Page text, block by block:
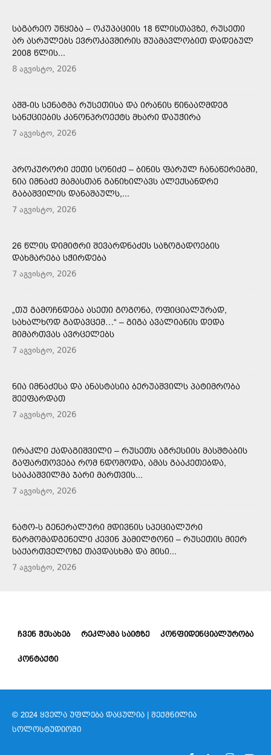
ᲡᲐᲒᲐᲠᲔᲝ ᲣᲬᲧᲔᲑᲐ – ᲝᲙᲣᲞᲐᲪᲘᲘᲡ 18 ᲬᲚᲘᲡᲗᲐᲕᲖᲔ, ᲠᲣᲡᲔᲗᲘ
ᲐᲠ ᲐᲡᲠᲣᲚᲔᲑᲡ ᲔᲕᲠᲝᲙᲐᲕᲨᲘᲠᲘᲡ ᲨᲣᲐᲛᲐᲕᲚᲝᲑᲘᲗ ᲓᲐᲓᲔᲑᲣᲚ
2008 ᲬᲚᲘᲡ...
8 აგვისტო, 2026
ᲐᲨᲨ-ᲘᲡ ᲡᲔᲜᲐᲢᲛᲐ ᲠᲣᲡᲔᲗᲘᲡᲐ ᲓᲐ ᲘᲠᲐᲜᲘᲡ ᲬᲘᲜᲐᲐᲦᲛᲓᲔᲒ
ᲡᲐᲜᲥᲪᲘᲔᲑᲘᲡ ᲙᲐᲜᲝᲜᲞᲠᲝᲔᲥᲢᲡ ᲛᲮᲐᲠᲘ ᲓᲐᲣᲭᲘᲠᲐ
7 აგვისტო, 2026
ᲞᲠᲝᲙᲣᲠᲝᲠᲘ ᲥᲔᲗᲘ ᲡᲝᲜᲘᲫᲔ – ᲑᲘᲜᲘᲡ ᲤᲐᲠᲣᲚ ᲩᲐᲜᲐᲬᲔᲠᲔᲑᲨᲘ,
ᲜᲘᲐ ᲘᲛᲜᲐᲫᲔ ᲛᲐᲛᲐᲡᲗᲐᲜ ᲒᲐᲜᲘᲮᲘᲚᲐᲕᲡ ᲐᲚᲔᲥᲡᲐᲜᲓᲠᲔ
ᲒᲐᲑᲐᲨᲕᲘᲚᲘᲡ ᲓᲐᲜᲐᲨᲐᲣᲚᲡ,...
7 აგვისტო, 2026
26 ᲬᲚᲘᲡ ᲓᲘᲛᲘᲢᲠᲘ ᲨᲔᲕᲐᲠᲓᲜᲐᲫᲔᲡ ᲡᲐᲖᲝᲒᲐᲓᲝᲔᲑᲘᲡ
ᲓᲐᲮᲛᲐᲠᲔᲑᲐ ᲡᲭᲘᲠᲓᲔᲑᲐ
7 აგვისტო, 2026
„ᲗᲣ ᲒᲐᲛᲝᲩᲜᲓᲔᲑᲐ ᲐᲡᲔᲗᲘ ᲒᲝᲒᲝᲜᲐ, ᲝᲤᲘᲪᲘᲐᲚᲣᲠᲐᲓ,
ᲡᲐᲮᲐᲚᲮᲝᲓ ᲒᲐᲓᲐᲕᲪᲔᲛ…“ – ᲒᲘᲒᲐ ᲐᲕᲐᲚᲘᲐᲜᲘᲡ ᲓᲔᲓᲐ
ᲛᲘᲛᲐᲠᲗᲕᲐᲡ ᲐᲕᲠᲪᲔᲚᲔᲑᲡ
7 აგვისტო, 2026
ᲜᲘᲐ ᲘᲛᲜᲐᲫᲔᲡᲐ ᲓᲐ ᲐᲜᲐᲡᲢᲐᲡᲘᲐ ᲑᲔᲠᲣᲐᲨᲕᲘᲚᲡ ᲞᲐᲢᲘᲛᲠᲝᲑᲐ
ᲨᲔᲔᲤᲐᲠᲓᲐᲗ
7 აგვისტო, 2026
ᲘᲠᲐᲙᲚᲘ ᲥᲐᲓᲐᲒᲘᲨᲕᲘᲚᲘ – ᲠᲣᲡᲔᲗᲡ ᲐᲒᲠᲔᲡᲘᲘᲡ ᲛᲐᲡᲨᲢᲐᲑᲘᲡ
ᲒᲐᲤᲐᲠᲗᲝᲕᲔᲑᲐ ᲠᲝᲛ ᲜᲓᲝᲛᲝᲓᲐ, ᲐᲛᲐᲡ ᲒᲐᲐᲙᲔᲗᲔᲑᲓᲐ,
ᲡᲐᲐᲙᲐᲨᲕᲘᲚᲛᲐ ᲯᲐᲠᲘ ᲛᲐᲠᲗᲕᲘᲡ...
7 აგვისტო, 2026
ᲜᲐᲢᲝ-Ს ᲒᲔᲜᲔᲠᲐᲚᲣᲠᲘ ᲛᲓᲘᲕᲜᲘᲡ ᲡᲞᲔᲪᲘᲐᲚᲣᲠᲘ
ᲬᲐᲠᲛᲝᲛᲐᲓᲒᲔᲜᲔᲚᲘ ᲙᲔᲕᲘᲜ ᲰᲐᲛᲘᲚᲢᲝᲜᲘ – ᲠᲣᲡᲔᲗᲘᲡ ᲛᲘᲔᲠ
ᲡᲐᲥᲐᲠᲗᲕᲔᲚᲝᲖᲔ ᲗᲐᲕᲓᲐᲡᲮᲛᲐ ᲓᲐ ᲛᲘᲡᲘ...
7 აგვისტო, 2026
ᲩᲕᲔᲜ ᲨᲔᲡᲐᲮᲔᲑ ᲠᲔᲙᲚᲐᲛᲐ ᲡᲐᲘᲢᲖᲔ ᲙᲝᲜᲤᲘᲓᲔᲜᲪᲘᲐᲚᲣᲠᲝᲑᲐ
ᲙᲝᲜᲢᲐᲥᲢᲘ
© 2024 ᲧᲕᲔᲚᲐ ᲣᲤᲚᲔᲑᲐ ᲓᲐᲪᲣᲚᲘᲐ | ᲨᲔᲥᲛᲜᲘᲚᲘᲐ
ᲡᲝᲚᲝᲡᲢᲣᲓᲘᲝᲨᲘ